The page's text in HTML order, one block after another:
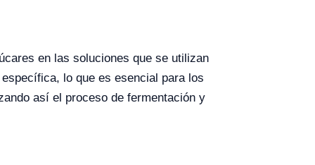
en las soluciones que se utilizan
lo que es esencial para los
así el proceso de fermentación y